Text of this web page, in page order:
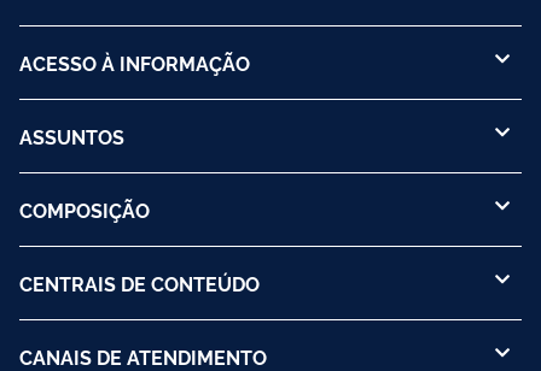
ACESSO À INFORMAÇÃO
ASSUNTOS
COMPOSIÇÃO
CENTRAIS DE CONTEÚDO
CANAIS DE ATENDIMENTO